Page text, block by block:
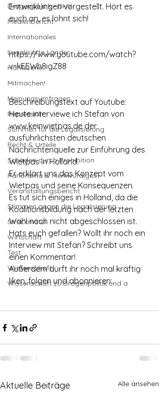
Drogenpolitik - DHV
Medienbericht
Internationales
Legalisierte Länder
Hanfszene
Mitmachen!
Meinungsumfragen
Repression
Stimmen für die Legalisierung
Recht & Urteile
Schäden durch Prohibition
Panorama & Merkwürdiges
Veranstaltungsbericht
Stimmen gegen die Legalisierung
Streckmittel
Wirtschaft
Test
Wissenschaft
Wissenschaft zu Drogenpolitik und a
Entwicklungen vorgestellt. Hört es
euch an, es lohnt sich!
https://www.youtube.com/watch?
v=kEEWh8igZ88
Beschreibungstext auf Youtube:
Heute interviewe ich Stefan von
www.keinwietpas.de der
ausführlichsten deutschen
Nachrichtenquelle zur Einführung des
Wietpas in Holland.
Er erklärt uns das Konzept vom
Wietpas und seine Konsequenzen.
Es tut sich einiges in Holland, da die
Koalitionsbildung nach der letzten
Wahl noch nicht abgeschlossen ist.
Hats euch gefallen? Wollt ihr noch ein
Interview mit Stefan? Schreibt uns
einen Kommentar!
Außerdem dürft ihr noch mal kräftig
liken, folgen und abonnieren:
Aktuelle Beiträge Alle ansehen